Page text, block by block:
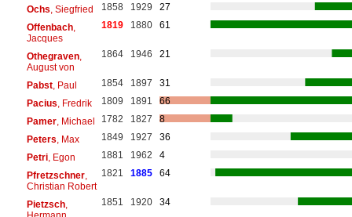
Ochs , Siegfried 1858 1929
27
Offenbach,
Jacques
1819 1880 61
Othegraven,
August von
1864 1946 21
Pabst, Paul 1854 1897
31
Pacius , Fredrik 1809 1891
66
Pamer, Michael 1782 1827
8
Peters , Max 1849 1927
36
Petri, Egon 1881 1962
4
Pfretzschner,
Christian Robert
1821 1885 64
Pietzsch,
1851 1920 34